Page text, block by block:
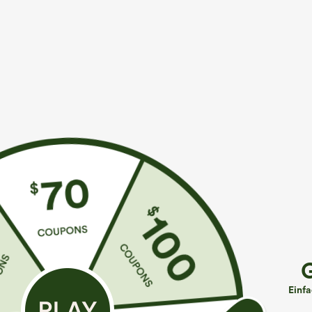
€35,95 EUR
Kaufe 2, erhalte 1 gratis
High Waisted Side Pocket
Straight Leg Work Pants
+27
€31,95 EUR €35,95 EUR
Kaufen Sie 2 Stück für 52,62
€ oder 4 Stück für 105,24 €.
Hochtaillierte Hose mit
Kordelzug und Taschen,
weitem Bein, lässig und
locker in Leinenoptik